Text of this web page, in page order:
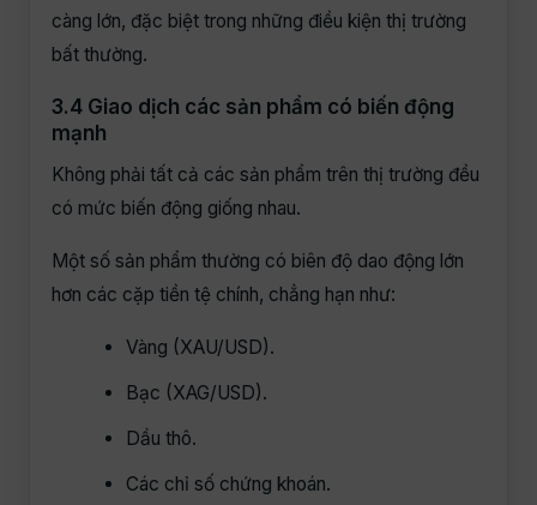
càng lớn, đặc biệt trong những điều kiện thị trường
bất thường.
3.4 Giao dịch các sản phẩm có biến động
mạnh
Không phải tất cả các sản phẩm trên thị trường đều
có mức biến động giống nhau.
Một số sản phẩm thường có biên độ dao động lớn
hơn các cặp tiền tệ chính, chẳng hạn như:
Vàng (XAU/USD).
Bạc (XAG/USD).
Dầu thô.
Các chỉ số chứng khoán.